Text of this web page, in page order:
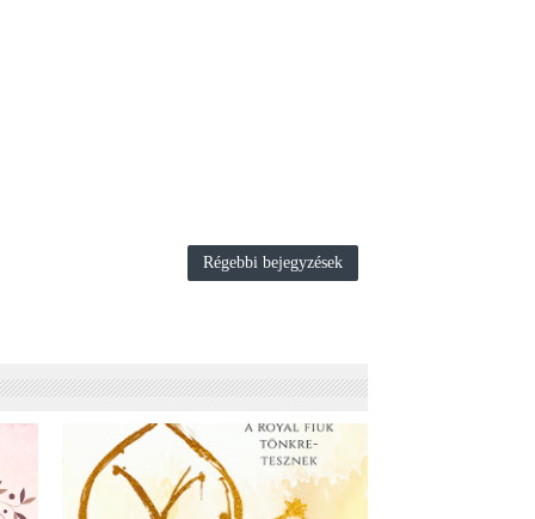
Régebbi bejegyzések